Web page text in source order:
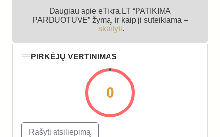
Daugiau apie eTikra.LT “PATIKIMA
PARDUOTUVĖ” žymą, ir kaip ji suteikiama –
skaityti.
PIRKĖJŲ VERTINIMAS
0
Rašyti atsiliepimą